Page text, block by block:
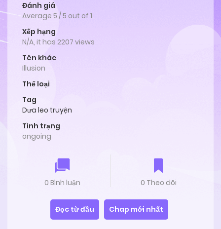
Đánh giá
Average 5 /5 out of 1
Xếp hạng
N/A, it has 2207 views
Tên khác
Illusion
Thể loại
Tag
Dưa leo truyện
Tình trạng
ongoing
0 Bình luận 0 Theo dõi
Đọc từ đầu Chap mới nhất